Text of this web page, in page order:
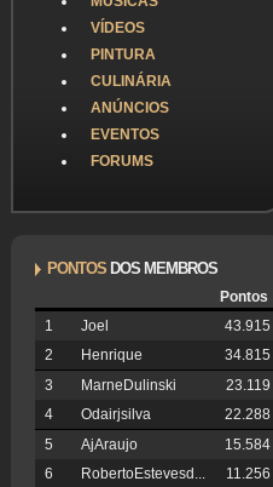
VÍDEOS
PINTURA
CULINÁRIA
ANÚNCIOS
EVENTOS
FORUMS
PONTOS DOS MEMBROS
Pontos
1
Joel
43.915
2
Henrique
34.815
3
MarneDulinski
23.119
4
Odairjsilva
22.288
5
AjAraujo
15.584
6
RobertoEstevesd...
11.256